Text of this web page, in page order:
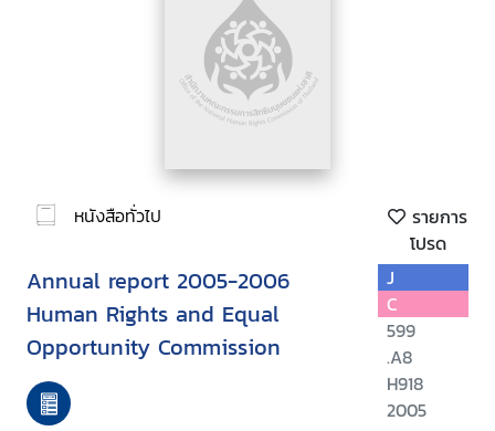
หนังสือทั่วไป
รายการ
โปรด
Annual report 2005-2006
Human Rights and Equal
Opportunity Commission
J
C
599
.A8
H918
2005